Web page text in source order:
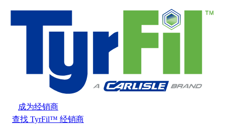
成为经销商
查找 TyrFil™ 经销商